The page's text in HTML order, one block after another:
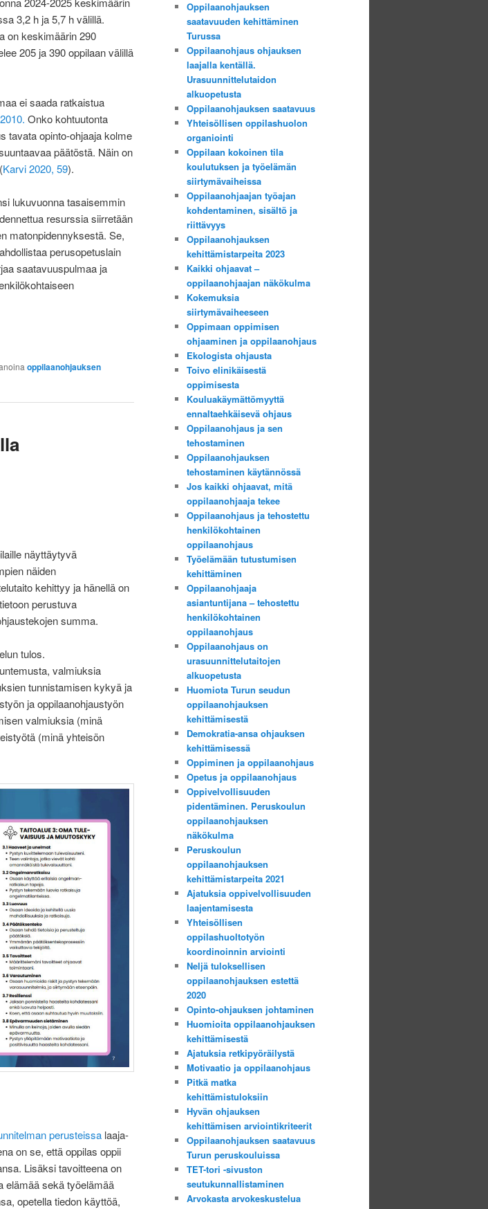
3,2 h ja 5,7 h välillä.
on keskimäärin 290
205 ja 390 oppilaan välillä
ei saada ratkaistua
2010. Onko kohtuutonta
tavata opinto-ohjaaja kolme
päätöstä. Näin on
Karvi 2020, 59).
lukuvuonna tasaisemmin
resurssia siirretään
matonpidennyksestä. Se,
perusopetuslain
saatavuuspulmaa ja
oppilaanohjauksen
näyttäytyvä
näiden
kehittyy ja hänellä on
perustuva
summa.
tulos.
valmiuksia
tunnistamisen kykyä ja
ja oppilaanohjaustyön
valmiuksia (minä
(minä yhteisön
perusteissa laaja-
on se, että oppilas oppii
Lisäksi tavoitteena on
elämää sekä työelämää
opetella tiedon käyttöä,
Oppilaanohjauksen
saatavuuden kehittäminen
Turussa
Oppilaanohjaus ohjauksen
laajalla kentällä.
Urasuunnittelutaidon
alkuopetusta
Oppilaanohjauksen saatavuus
Yhteisöllisen oppilashuolon
organiointi
Oppilaan kokoinen tila
koulutuksen ja työelämän
siirtymävaiheissa
Oppilaanohjaajan työajan
kohdentaminen, sisältö ja
riittävyys
Oppilaanohjauksen
kehittämistarpeita 2023
Kaikki ohjaavat –
oppilaanohjaajan näkökulma
Kokemuksia
siirtymävaiheeseen
Oppimaan oppimisen
ohjaaminen ja oppilaanohjaus
Ekologista ohjausta
Toivo elinikäisestä
oppimisesta
Kouluakäymättömyyttä
ennaltaehkäisevä ohjaus
Oppilaanohjaus ja sen
tehostaminen
Oppilaanohjauksen
tehostaminen käytännössä
Jos kaikki ohjaavat, mitä
oppilaanohjaaja tekee
Oppilaanohjaus ja tehostettu
henkilökohtainen
oppilaanohjaus
Työelämään tutustumisen
kehittäminen
Oppilaanohjaaja
asiantuntijana – tehostettu
henkilökohtainen
oppilaanohjaus
Oppilaanohjaus on
urasuunnittelutaitojen
alkuopetusta
Huomiota Turun seudun
oppilaanohjauksen
kehittämisestä
Demokratia-ansa ohjauksen
kehittämisessä
Oppiminen ja oppilaanohjaus
Opetus ja oppilaanohjaus
Oppivelvollisuuden
pidentäminen. Peruskoulun
oppilaanohjauksen
näkökulma
Peruskoulun
oppilaanohjauksen
kehittämistarpeita 2021
Ajatuksia oppivelvollisuuden
laajentamisesta
Yhteisöllisen
oppilashuoltotyön
koordinoinnin arviointi
Neljä tuloksellisen
oppilaanohjauksen estettä
2020
Opinto-ohjauksen johtaminen
Huomioita oppilaanohjauksen
kehittämisestä
Ajatuksia retkipyöräilystä
Motivaatio ja oppilaanohjaus
Pitkä matka
kehittämistuloksiin
Hyvän ohjauksen
kehittämisen arviointikriteerit
Oppilaanohjauksen saatavuus
Turun peruskouluissa
TET-tori -sivuston
seutukunnallistaminen
Arvokasta arvokeskustelua